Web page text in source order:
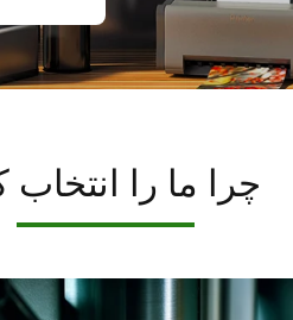
چرا ما را انتخاب